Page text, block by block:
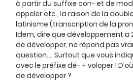
à partir du suffixe con- et de
appeler etc., la raison de la
latinisme (transcription de la
Idem, dire que développement a
de développer, ne répond pas
question.... Surtout que vous
avec le préfixe dé- + voloper !
de développer ?